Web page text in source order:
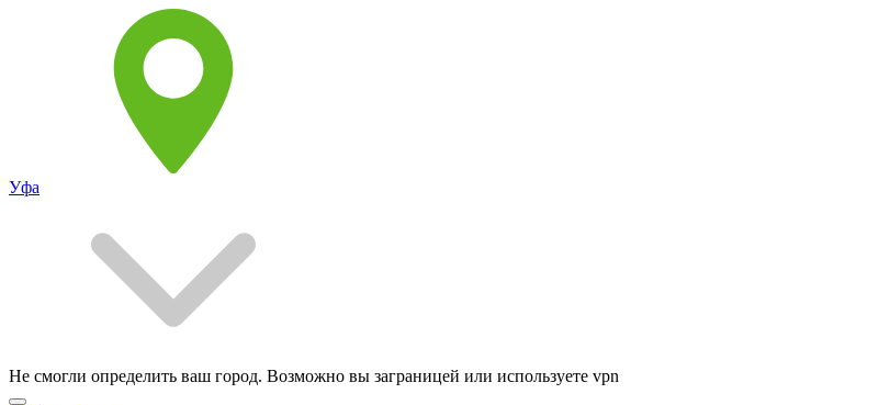
Уфа
Не смогли определить ваш город. Возможно вы заграницей или используете vpn